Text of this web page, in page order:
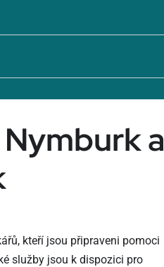
a
kteří jsou připraveni pomoci
služby jsou k dispozici pro